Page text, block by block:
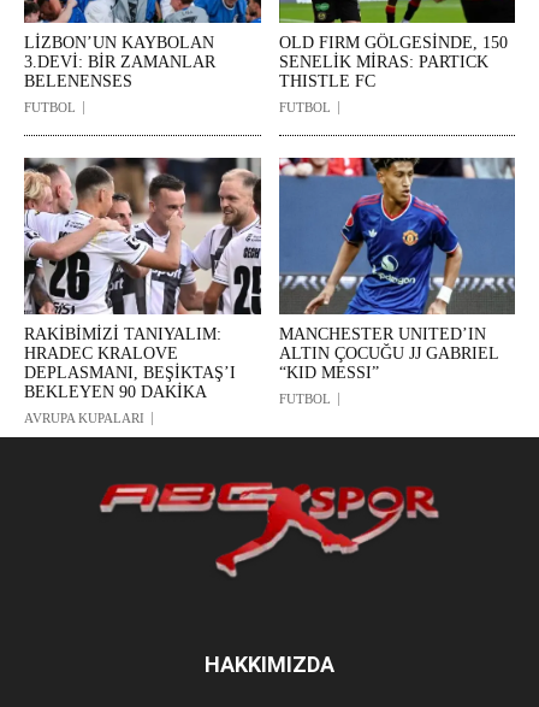
LİZBON’UN KAYBOLAN
3.DEVİ: BİR ZAMANLAR
BELENENSES
FUTBOL
OLD FIRM GÖLGESİNDE, 150
SENELİK MİRAS: PARTICK
THISTLE FC
FUTBOL
RAKİBİMİZİ TANIYALIM:
HRADEC KRALOVE
DEPLASMANI, BEŞİKTAŞ’I
BEKLEYEN 90 DAKİKA
AVRUPA KUPALARI
MANCHESTER UNITED’IN
ALTIN ÇOCUĞU JJ GABRIEL
“KID MESSI”
FUTBOL
HAKKIMIZDA